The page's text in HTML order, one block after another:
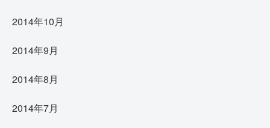
2014年10月
2014年9月
2014年8月
2014年7月